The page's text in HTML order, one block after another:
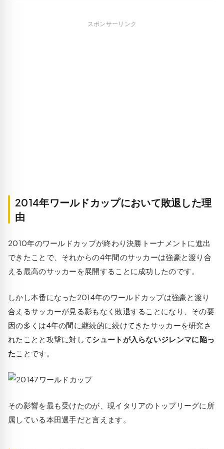
スポンサーリンク
2014年ワールドカップにおいて敗退した理
由
2010年のワールドカップが終わり決勝トーナメントに進出
できたことで、それからの4年間のサッカーは強豪と渡り合
える最高のサッカーを展開することに成功したのです。
しかし本番になった2014年のワールドカップは強豪と渡り
合えるサッカーが見る影もなく敗退することになり、その要
因の多くは4年の間に継続的に続けてきたサッカーを研究さ
れたことと攻撃に対してシュートが入らないジレンマに陥っ
たことです。
その影響を最も受けたのが、現イタリアのトップリーグに所
属している本田選手だと言えます。